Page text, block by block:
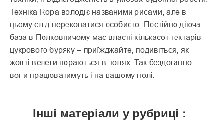
Техніка Ropa володіє названими рисами, але в
цьому слід переконатися особисто. Постійно діюча
база в Полковничому має власні кількасот гектарів
цукрового буряку – приїжджайте, подивіться, як
жовті велети пораються в полях. Так бездоганно
вони працюватимуть і на вашому полі.
Інші матеріали у рубриці :